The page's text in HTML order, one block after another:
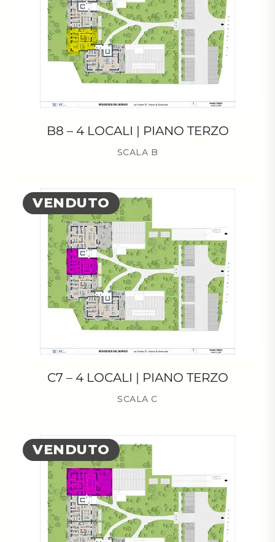
B8 – 4 LOCALI | PIANO TERZO
SCALA B
VENDUTO
C7 – 4 LOCALI | PIANO TERZO
SCALA C
VENDUTO